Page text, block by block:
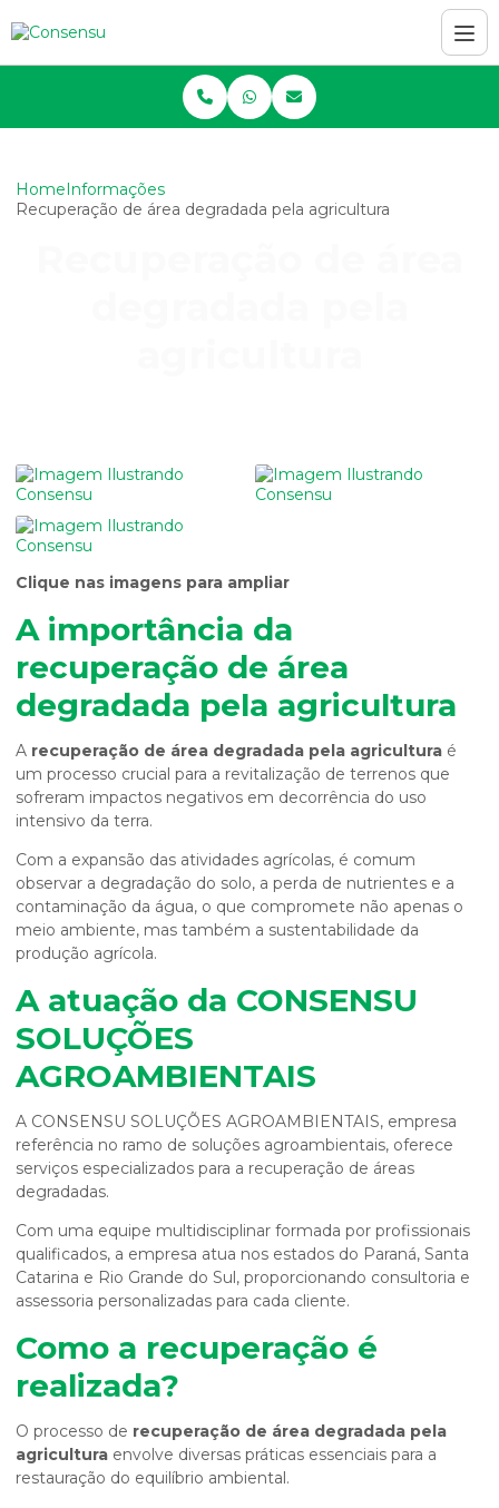
HomeInformações
Recuperação de área degradada pela agricultura
Clique nas imagens para ampliar
A importância da
recuperação de área
degradada pela agricultura
A recuperação de área degradada pela agricultura é
um processo crucial para a revitalização de terrenos que
sofreram impactos negativos em decorrência do uso
intensivo da terra.
Com a expansão das atividades agrícolas, é comum
observar a degradação do solo, a perda de nutrientes e a
contaminação da água, o que compromete não apenas o
meio ambiente, mas também a sustentabilidade da
produção agrícola.
A atuação da CONSENSU
SOLUÇÕES
AGROAMBIENTAIS
A CONSENSU SOLUÇÕES AGROAMBIENTAIS, empresa
referência no ramo de soluções agroambientais, oferece
serviços especializados para a recuperação de áreas
degradadas.
Com uma equipe multidisciplinar formada por profissionais
qualificados, a empresa atua nos estados do Paraná, Santa
Catarina e Rio Grande do Sul, proporcionando consultoria e
assessoria personalizadas para cada cliente.
Como a recuperação é
realizada?
O processo de recuperação de área degradada pela
agricultura envolve diversas práticas essenciais para a
restauração do equilíbrio ambiental.